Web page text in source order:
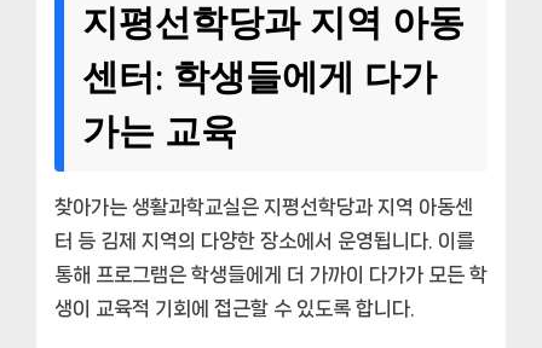
지평선학당과 지역 아동
센터: 학생들에게 다가
가는 교육
찾아가는 생활과학교실은 지평선학당과 지역 아동센
터 등 김제 지역의 다양한 장소에서 운영됩니다. 이를
통해 프로그램은 학생들에게 더 가까이 다가가 모든 학
생이 교육적 기회에 접근할 수 있도록 합니다.